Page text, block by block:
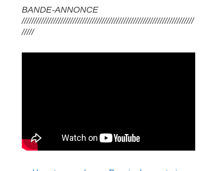
BANDE-ANNONCE
///////////////////////////////////////////////////////////////////////
/////